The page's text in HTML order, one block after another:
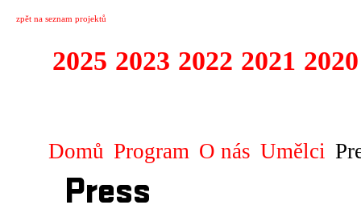
zpět na seznam projektů
2025 2023 2022 2021 2020
Domů Program O nás Umělci
Press